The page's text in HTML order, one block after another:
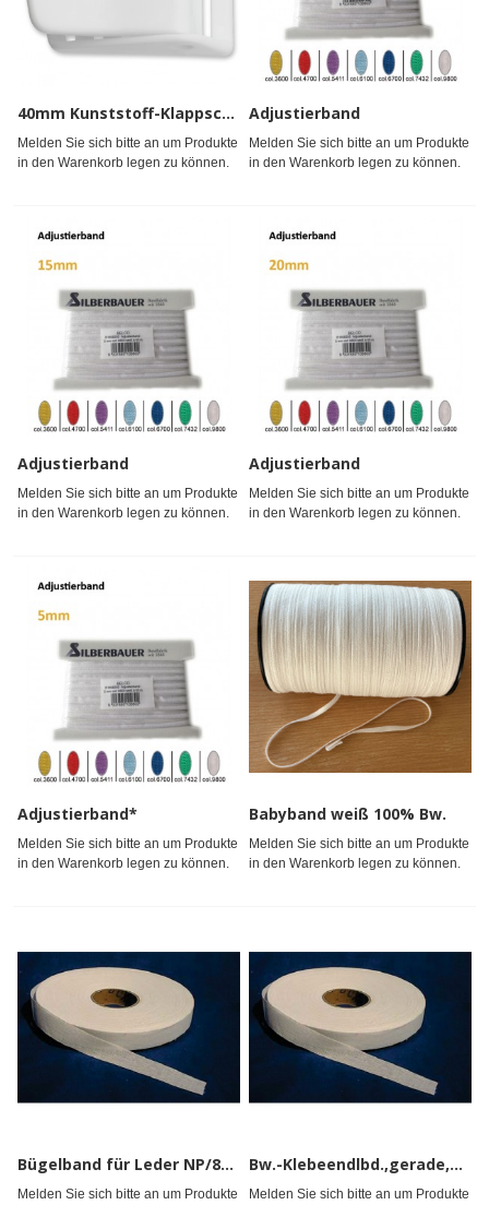
40mm Kunststoff-Klappschnalle ws,s
Melden Sie sich bitte an um Produkte
in den Warenkorb legen zu können.
Adjustierband
Melden Sie sich bitte an um Produkte
in den Warenkorb legen zu können.
Adjustierband
Melden Sie sich bitte an um Produkte
in den Warenkorb legen zu können.
Adjustierband
Melden Sie sich bitte an um Produkte
in den Warenkorb legen zu können.
Adjustierband*
Melden Sie sich bitte an um Produkte
in den Warenkorb legen zu können.
Babyband weiß 100% Bw.
Melden Sie sich bitte an um Produkte
in den Warenkorb legen zu können.
Bügelband für Leder NP/80°ger.
Melden Sie sich bitte an um Produkte
Bw.-Klebeendlbd.,gerade,w,s
Melden Sie sich bitte an um Produkte